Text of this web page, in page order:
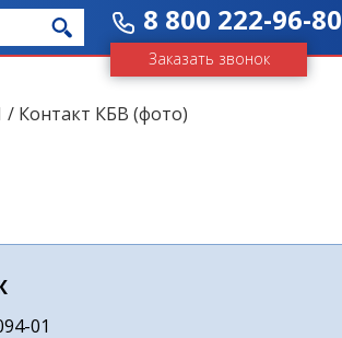
8 800 222-96-80
Заказать звонок
/ Контакт КБВ (фото)
01